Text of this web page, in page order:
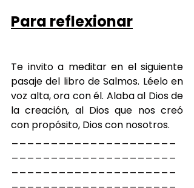
Para reflexionar
Te invito a meditar en el siguiente
pasaje del libro de Salmos. Léelo en
voz alta, ora con él. Alaba al Dios de
la creación, al Dios que nos creó
con propósito, Dios con nosotros.